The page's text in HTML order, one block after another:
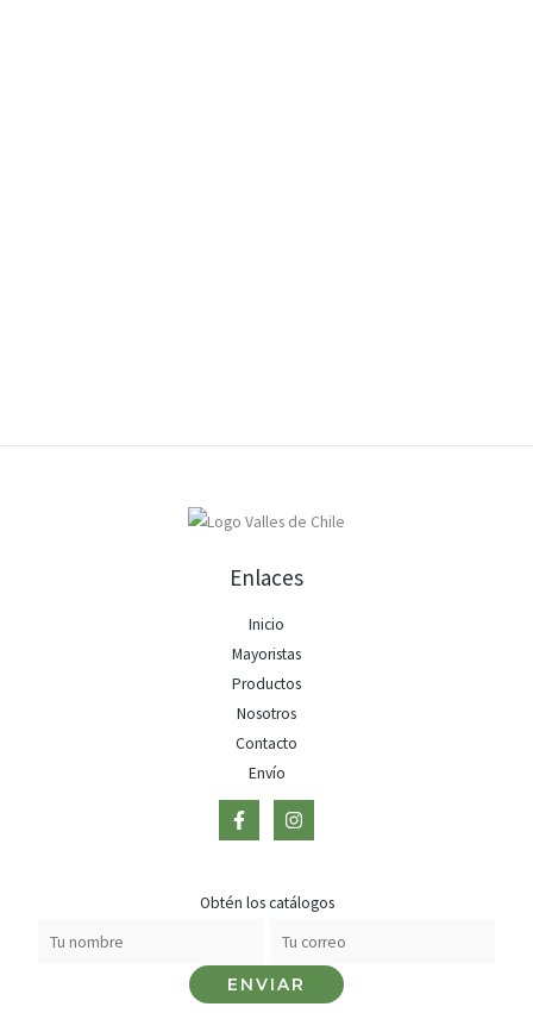
Enlaces
Inicio
Mayoristas
Productos
Nosotros
Contacto
Envío
Obtén los catálogos
ENVIAR